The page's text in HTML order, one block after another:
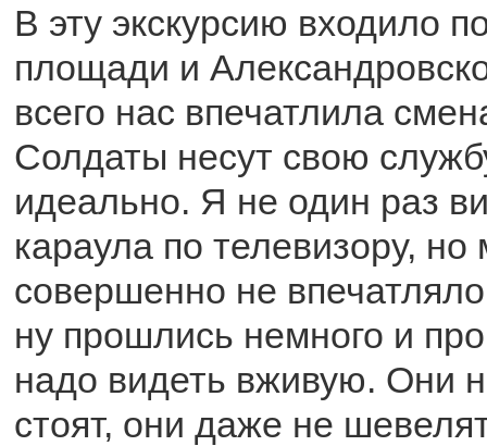
В эту экскурсию входило
площади и
всего нас впечатлила
Солдаты несут свою
идеально. Я не один раз
караула по телевизору, но
совершенно не
ну прошлись немного и
надо видеть вживую. Они
стоят, они даже не